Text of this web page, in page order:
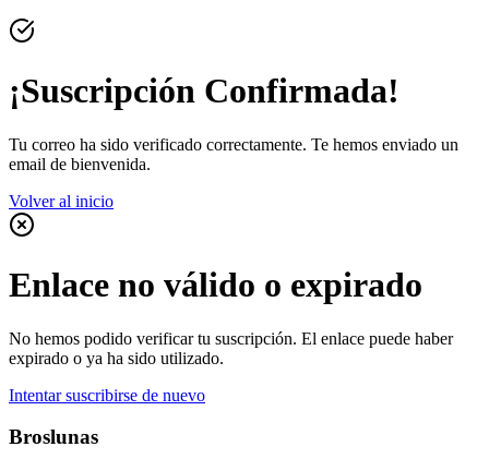
¡Suscripción Confirmada!
Tu correo ha sido verificado correctamente. Te hemos enviado un
email de bienvenida.
Volver al inicio
Enlace no válido o expirado
No hemos podido verificar tu suscripción. El enlace puede haber
expirado o ya ha sido utilizado.
Intentar suscribirse de nuevo
Broslunas